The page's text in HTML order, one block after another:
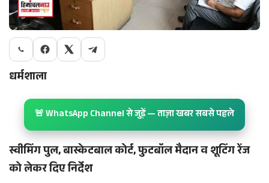
धर्मशाला
🚨 WhatsApp Channel से जुड़ें — ताज़ा खबर सबसे पहले
स्वीमिंग पुल, बास्केटबाल कोर्ट, फुटबॉल मैदान व शूटिंग रेंज
को लेकर दिए निर्देश